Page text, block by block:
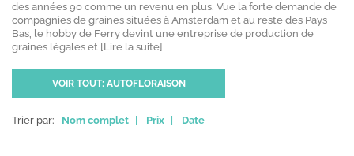
des années 90 comme un revenu en plus. Vue la forte demande de
compagnies de graines situées à Amsterdam et au reste des Pays
Bas, le hobby de Ferry devint une entreprise de production de
graines légales et [Lire la suite]
VOIR TOUT: AUTOFLORAISON
Trier par: Nom complet Prix Date